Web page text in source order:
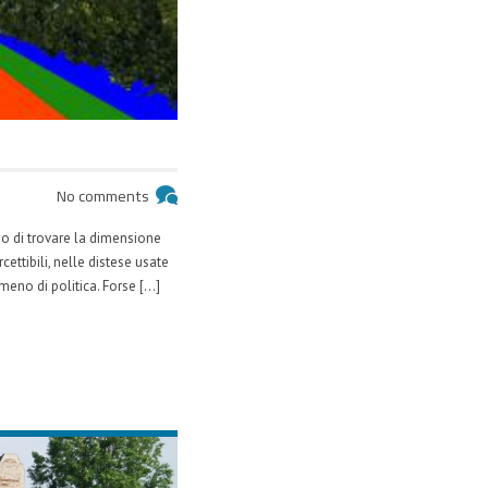
No comments
di trovare la dimensione
nelle distese usate
di politica. Forse […]